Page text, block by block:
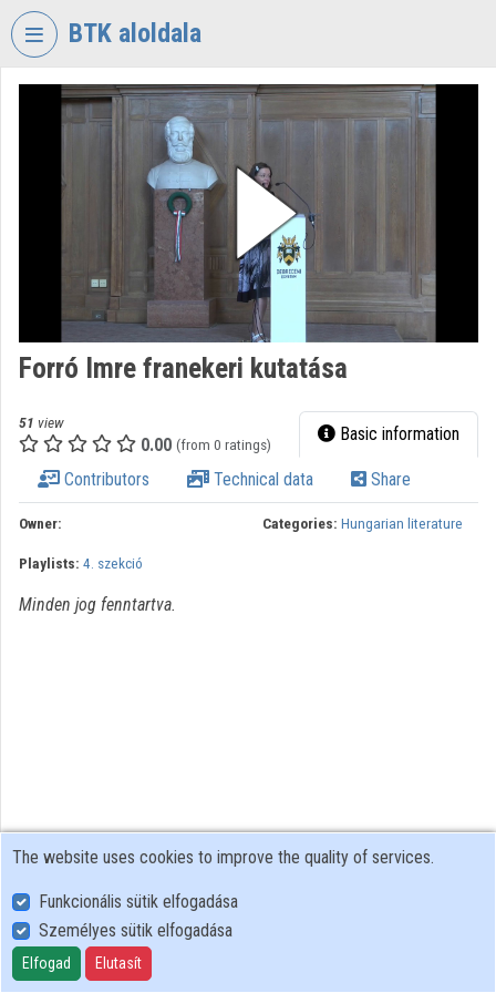
Skip header
BTK aloldala
VIDEOTORIUM
CENTRE
Organization home
Categories
Organization playlists
Forró Imre franekeri kutatása
51 view
0.00 (from 0 ratings) Basic information
Contributors Technical data Share
Owner: Categories: Hungarian literature
Playlists: 4. szekció
Minden jog fenntartva.
User Policy
Adatkezelési tájékoztató (en)
Cookie Policy
The website uses cookies to improve the quality of services.
Funkcionális sütik elfogadása
Személyes sütik elfogadása
Elfogad Elutasít